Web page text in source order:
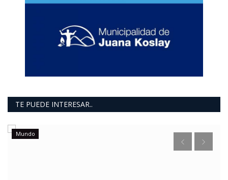
TE PUEDE INTERESAR..
Mundo